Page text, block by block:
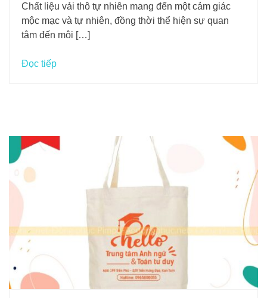
Chất liệu vải thô tự nhiên mang đến một cảm giác
mộc mạc và tự nhiên, đồng thời thể hiện sự quan
tâm đến môi […]
Đọc tiếp